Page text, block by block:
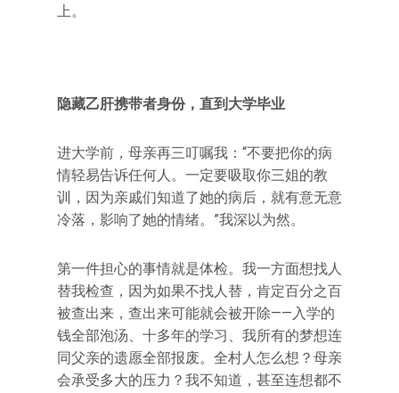
上。
隐藏乙肝携带者身份，直到大学毕业
进大学前，母亲再三叮嘱我：“不要把你的病
情轻易告诉任何人。一定要吸取你三姐的教
训，因为亲戚们知道了她的病后，就有意无意
冷落，影响了她的情绪。”我深以为然。
第一件担心的事情就是体检。我一方面想找人
替我检查，因为如果不找人替，肯定百分之百
被查出来，查出来可能就会被开除——入学的
钱全部泡汤、十多年的学习、我所有的梦想连
同父亲的遗愿全部报废。全村人怎么想？母亲
会承受多大的压力？我不知道，甚至连想都不